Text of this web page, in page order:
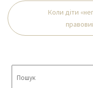
Коли діти